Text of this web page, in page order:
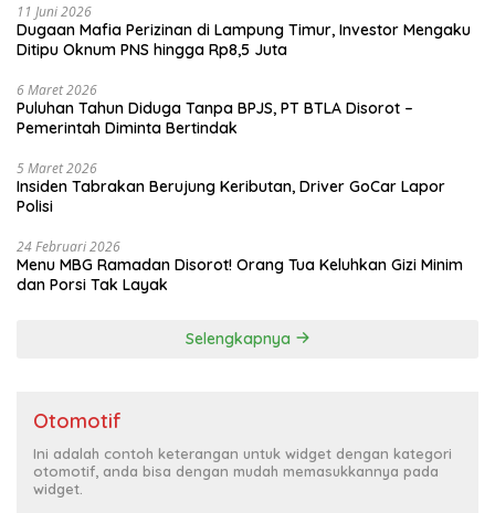
11 Juni 2026
Dugaan Mafia Perizinan di Lampung Timur, Investor Mengaku
Ditipu Oknum PNS hingga Rp8,5 Juta
6 Maret 2026
Puluhan Tahun Diduga Tanpa BPJS, PT BTLA Disorot –
Pemerintah Diminta Bertindak
5 Maret 2026
Insiden Tabrakan Berujung Keributan, Driver GoCar Lapor
Polisi
24 Februari 2026
Menu MBG Ramadan Disorot! Orang Tua Keluhkan Gizi Minim
dan Porsi Tak Layak
Selengkapnya
Otomotif
Ini adalah contoh keterangan untuk widget dengan kategori
otomotif, anda bisa dengan mudah memasukkannya pada
widget.